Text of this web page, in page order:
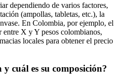
dependiendo de varios factores,
(ampollas, tabletas, etc.), la
En Colombia, por ejemplo, el
entre X y Y pesos colombianos,
locales para obtener el precio
cuál es su composición?